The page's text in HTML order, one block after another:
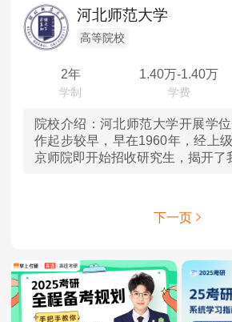
河北师范大学
高等院校
2年 1.40万-1.40万
院校介绍： 河北师范大学开展学
作起步较早，早在1960年，经上
京师院即开始招收研究生，揭开了
下一页